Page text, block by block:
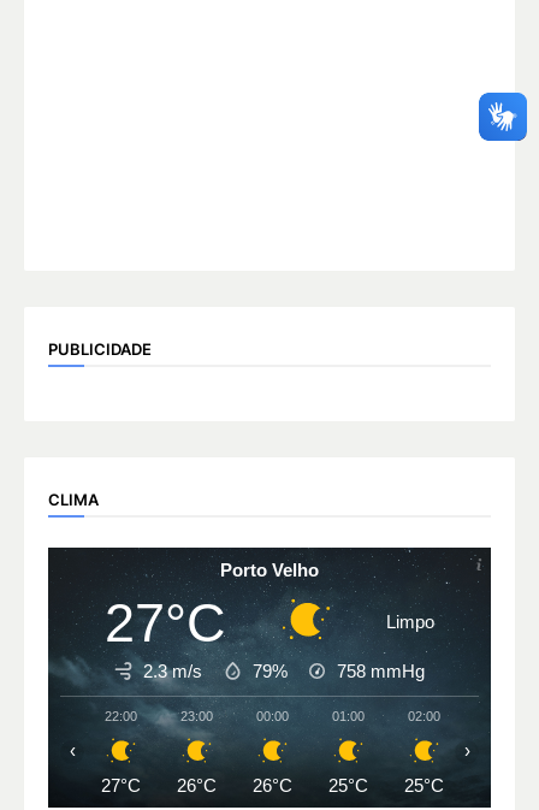
PUBLICIDADE
CLIMA
Porto Velho
27°C Limpo
2.3 m/s 79% 758 mmHg
22:00
27°C
23:00
26°C
00:00
26°C
01:00
25°C
02:00
25°C
‹ ›